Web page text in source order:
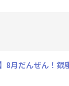
8月だんぜん！銀